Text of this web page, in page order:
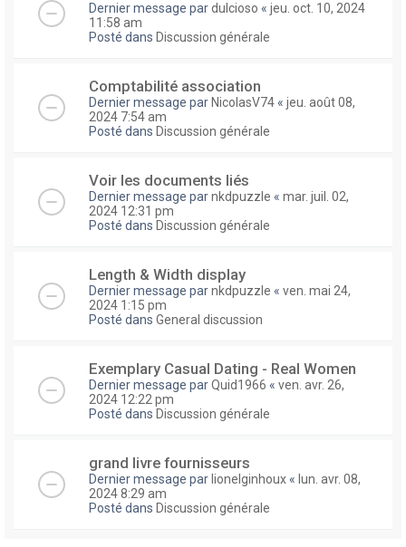
Dernier message pardulcioso « jeu. oct. 10, 2024
11:58 am
Posté dans Discussion générale
Comptabilité association
Dernier message par NicolasV74 « jeu. août 08,
2024 7:54 am
Posté dans Discussion générale
Voir les documents liés
Dernier message parnkdpuzzle « mar. juil. 02,
2024 12:31 pm
Posté dans Discussion générale
Length & Width display
Dernier message parnkdpuzzle « ven. mai 24,
2024 1:15 pm
Posté dans General discussion
Exemplary Сasual Dating - Real Women
Dernier message parQuid1966 « ven. avr. 26,
2024 12:22 pm
Posté dans Discussion générale
grand livre fournisseurs
Dernier message par lionelginhoux « lun. avr. 08,
2024 8:29 am
Posté dans Discussion générale